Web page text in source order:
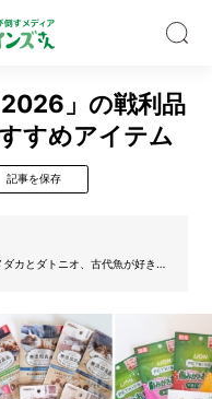
2026」の戦利品
すめアイテム
記事を保存
カとダトニオ、古代魚が好きで